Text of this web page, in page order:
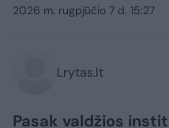
2026 m. rugpjūčio 7 d. 15:27
Lrytas.lt
Pasak valdžios